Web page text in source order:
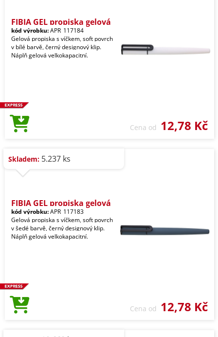
FIBIA GEL propiska gelová
kód výrobku:APR_117184
Gelová propiska s víčkem, soft povrch
v bílé barvě, černý designový klip.
Náplň gelová velkokapacitní.
Cena od 12,78 Kč
Skladem: 5.237 ks
FIBIA GEL propiska gelová
kód výrobku:APR_117183
Gelová propiska s víčkem, soft povrch
v šedé barvě, černý designový klip.
Náplň gelová velkokapacitní.
Cena od 12,78 Kč